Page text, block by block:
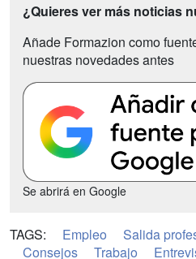
¿Quieres ver más noticias
Añade Formazion como
nuestras novedades antes
Se abrirá en Google
TAGS: Empleo Salida
Consejos
Trabajo